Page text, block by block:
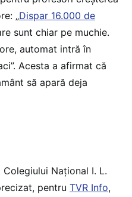
„Dispar 16.000 de
sunt chiar pe muchie.
automat intră în
Acesta a afirmat că
să apară deja
Național I. L.
pentru TVR Info,